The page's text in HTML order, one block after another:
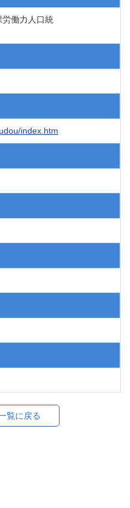
働力人口統
index.htm
覧に戻る